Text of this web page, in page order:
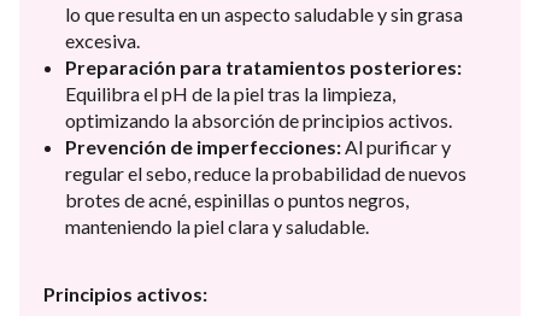
lo que resulta en un aspecto saludable y sin grasa
excesiva.
Preparación para tratamientos posteriores:
Equilibra el pH de la piel tras la limpieza,
optimizando la absorción de principios activos.
Prevención de imperfecciones: Al purificar y
regular el sebo, reduce la probabilidad de nuevos
brotes de acné, espinillas o puntos negros,
manteniendo la piel clara y saludable.
Principios activos: